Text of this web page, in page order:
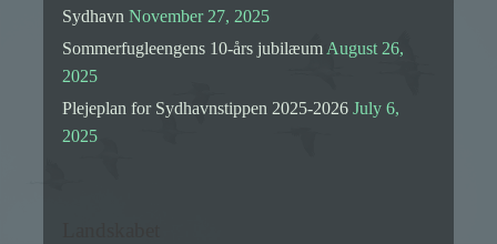
Sydhavn November 27, 2025
Sommerfugleengens 10-års jubilæum August 26,
2025
Plejeplan for Sydhavnstippen 2025-2026 July 6,
2025